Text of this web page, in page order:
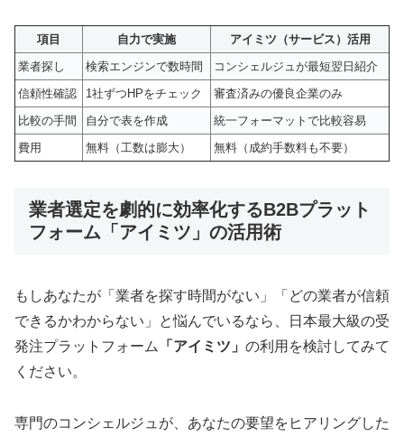
項目 自力で実施
アイミツ（サービス）活用
業者探し
検索エンジンで数時間
コンシェルジュが最短翌日紹介
信頼性確認
1社ずつHPをチェック
審査済みの優良企業のみ
比較の手間
自分で表を作成
統一フォーマットで比較容易
費用
無料（工数は膨大） 無料（成約手数料も不要）
業者選定を劇的に効率化するB2Bプラット
フォーム「アイミツ」の活用術
もしあなたが「業者を探す時間がない」「どの業者が信頼
できるかわからない」と悩んでいるなら、日本最大級の受
発注プラットフォーム
「アイミツ」 の利用を検討してみて
ください。
専門のコンシェルジュが、あなたの要望をヒアリングした